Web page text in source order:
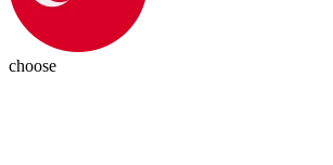
choose